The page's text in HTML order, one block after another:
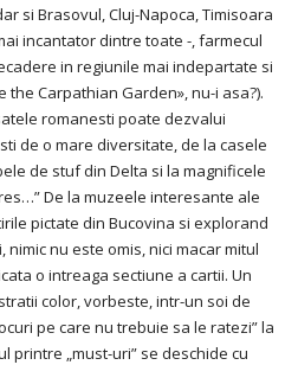
si Brasovul, Cluj-Napoca, Timisoara
incantator dintre toate -, farmecul
in regiunile mai indepartate si
the Carpathian Garden», nu-i asa?).
romanesti poate dezvalui
de o mare diversitate, de la casele
de stuf din Delta si la magnificele
De la muzeele interesante ale
pictate din Bucovina si explorand
nu este omis, nici macar mitul
o intreaga sectiune a cartii. Un
color, vorbeste, intr-un soi de
pe care nu trebuie sa le ratezi” la
printre „must-uri” se deschide cu